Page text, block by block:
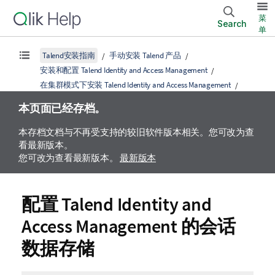
Search
菜
单
Talend安装指南
手动安装 Talend 产品
安装和配置 Talend Identity and Access Management
在集群模式下安装 Talend Identity and Access Management
本页面已经存档。
本存档文档与不再受支持的较旧软件版本相关。您可改为查
看最新版本。
您可改为查看最新版本。 最新版本
配置Talend Identity and
Access Management的会话
数据存储